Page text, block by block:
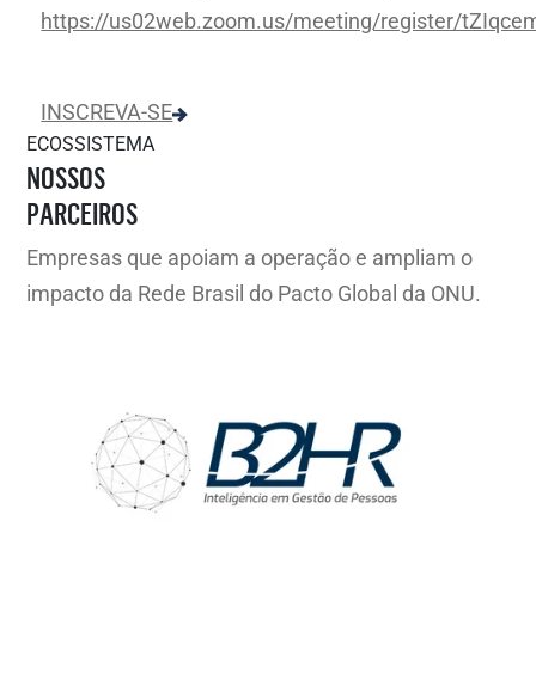
https://us02web.zoom.us/meeting/register/
INSCREVA-SE
ECOSSISTEMA
NOSSOS
PARCEIROS
Empresas que apoiam a operação e ampliam o
impacto da Rede Brasil do Pacto Global da ONU.